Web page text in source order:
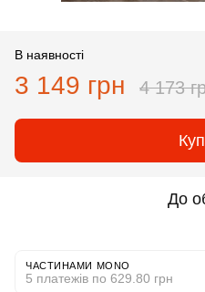
В наявності
3 149 грн 4 173
До
ЧАСТИНАМИ MONO
5 платежів по 629.80 грн